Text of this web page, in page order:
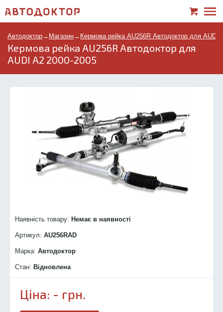
Автодоктор→ Магазин→ Кермова рейка AU256R Автодоктор для AUDI
Кермова рейка AU256R Автодоктор для
AUDI A2 2000-2005
Наявність товару: Немає в наявності
Артикул: AU256RAD
Марка: Автодоктор
Стан: Відновлена
Ціна: - грн.